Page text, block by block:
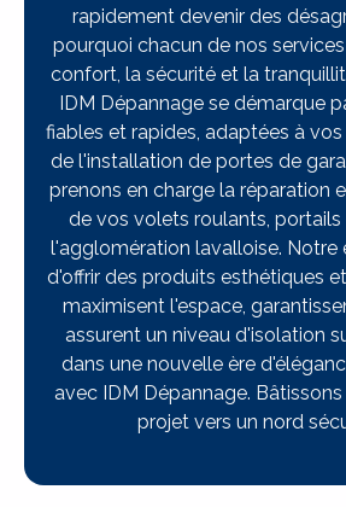
rapidement devenir des
pourquoi chacun de nos
confort, la sécurité et la
IDM Dépannage se démarque
fiables et rapides, adaptées à
de l'installation de portes de
prenons en charge la réparation
de vos volets roulants,
l'agglomération lavalloise. Notre
d'offrir des produits esthétiques
maximisent l'espace,
assurent un niveau d'isolation
dans une nouvelle ère
avec IDM Dépannage.
projet vers un nord